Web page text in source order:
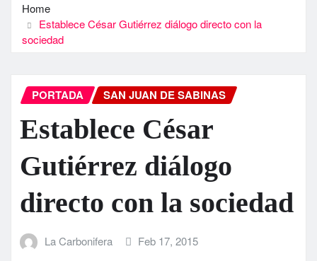
Home
Establece César Gutiérrez diálogo directo con la
sociedad
PORTADA SAN JUAN DE SABINAS
Establece César
Gutiérrez diálogo
directo con la sociedad
La Carbonifera Feb 17, 2015